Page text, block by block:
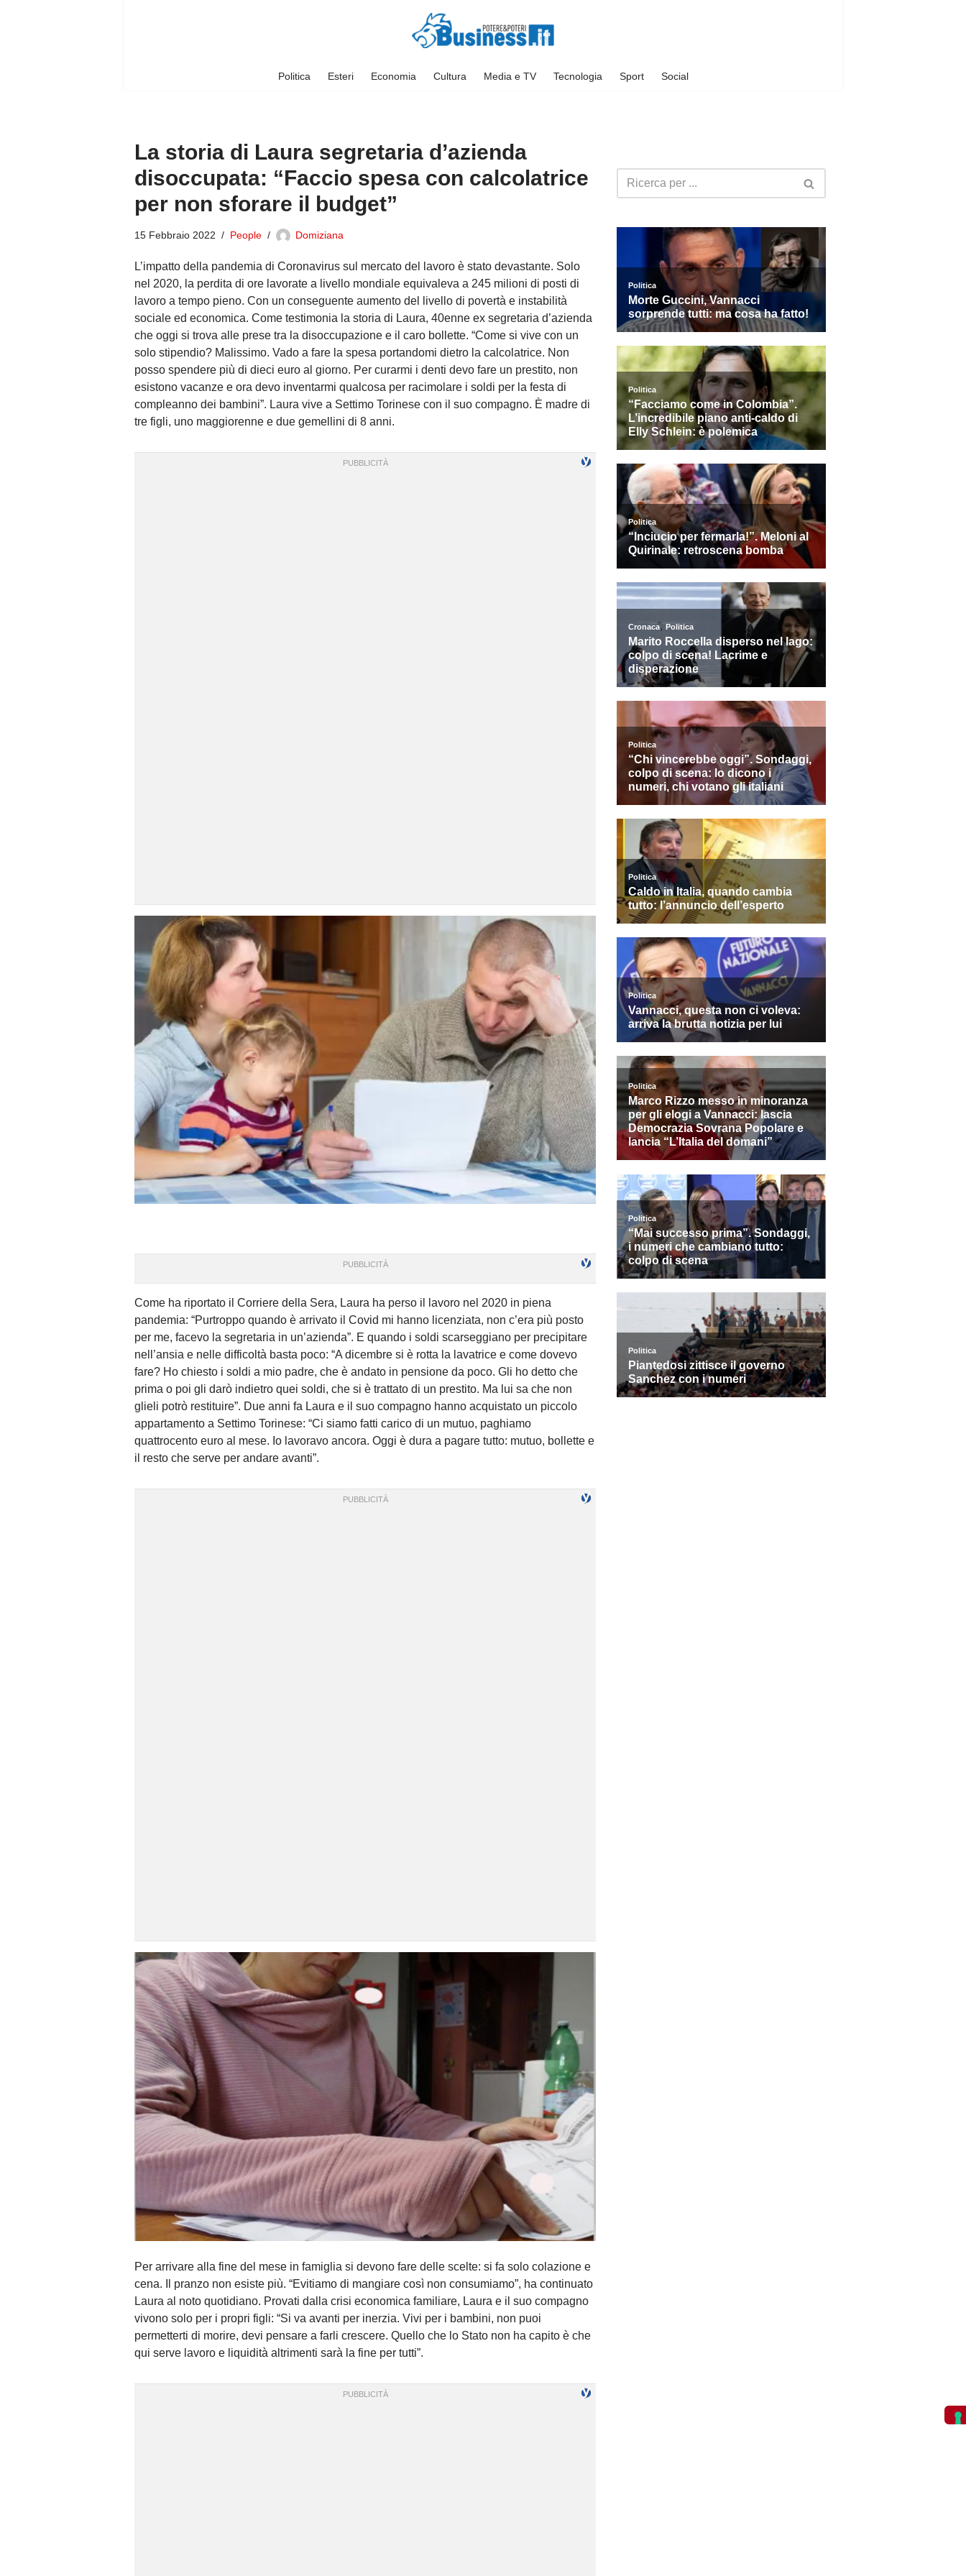
Politica Esteri Economia Cultura Media e TV Tecnologia Sport Social
La storia di Laura segretaria d’azienda
disoccupata: “Faccio spesa con calcolatrice
per non sforare il budget”
15 Febbraio 2022 People Domiziana
L’impatto della pandemia di Coronavirus sul mercato del lavoro è stato devastante. Solo
nel 2020, la perdita di ore lavorate a livello mondiale equivaleva a 245 milioni di posti di
lavoro a tempo pieno. Con un conseguente aumento del livello di povertà e instabilità
sociale ed economica. Come testimonia la storia di Laura, 40enne ex segretaria d’azienda
che oggi si trova alle prese tra la disoccupazione e il caro bollette. “Come si vive con un
solo stipendio? Malissimo. Vado a fare la spesa portandomi dietro la calcolatrice. Non
posso spendere più di dieci euro al giorno. Per curarmi i denti devo fare un prestito, non
esistono vacanze e ora devo inventarmi qualcosa per racimolare i soldi per la festa di
compleanno dei bambini”. Laura vive a Settimo Torinese con il suo compagno. È madre di
tre figli, uno maggiorenne e due gemellini di 8 anni.
Come ha riportato il Corriere della Sera, Laura ha perso il lavoro nel 2020 in piena
pandemia: “Purtroppo quando è arrivato il Covid mi hanno licenziata, non c’era più posto
per me, facevo la segretaria in un’azienda”. E quando i soldi scarseggiano per precipitare
nell’ansia e nelle difficoltà basta poco: “A dicembre si è rotta la lavatrice e come dovevo
fare? Ho chiesto i soldi a mio padre, che è andato in pensione da poco. Gli ho detto che
prima o poi gli darò indietro quei soldi, che si è trattato di un prestito. Ma lui sa che non
glieli potrò restituire”. Due anni fa Laura e il suo compagno hanno acquistato un piccolo
appartamento a Settimo Torinese: “Ci siamo fatti carico di un mutuo, paghiamo
quattrocento euro al mese. Io lavoravo ancora. Oggi è dura a pagare tutto: mutuo, bollette e
il resto che serve per andare avanti”.
Per arrivare alla fine del mese in famiglia si devono fare delle scelte: si fa solo colazione e
cena. Il pranzo non esiste più. “Evitiamo di mangiare così non consumiamo”, ha continuato
Laura al noto quotidiano. Provati dalla crisi economica familiare, Laura e il suo compagno
vivono solo per i propri figli: “Si va avanti per inerzia. Vivi per i bambini, non puoi
permetterti di morire, devi pensare a farli crescere. Quello che lo Stato non ha capito è che
qui serve lavoro e liquidità altrimenti sarà la fine per tutti”.